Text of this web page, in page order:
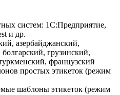
систем: 1С:Предприятие,
и др.
азербайджанский,
грузинский,
французский
простых этикеток (режим
шаблоны этикеток (режим